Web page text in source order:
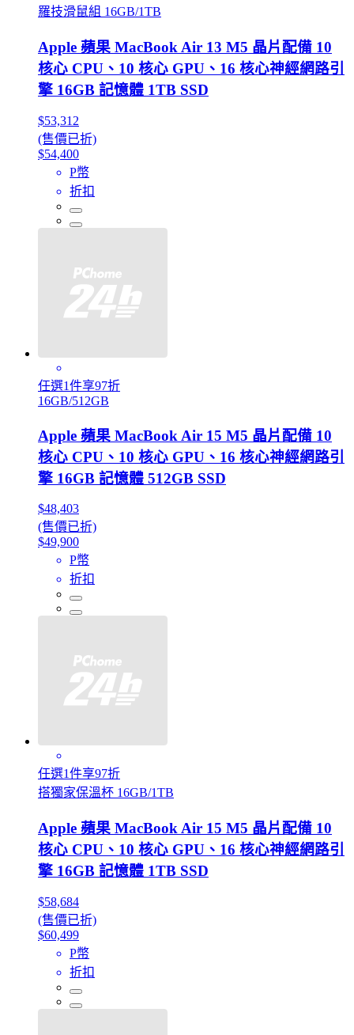
羅技滑鼠組 16GB/1TB
Apple 蘋果 MacBook Air 13 M5 晶片配備 10
核心 CPU、10 核心 GPU、16 核心神經網路引
擎 16GB 記憶體 1TB SSD
$53,312
(售價已折)
$54,400
P幣
折扣
任選1件享97折
16GB/512GB
Apple 蘋果 MacBook Air 15 M5 晶片配備 10
核心 CPU、10 核心 GPU、16 核心神經網路引
擎 16GB 記憶體 512GB SSD
$48,403
(售價已折)
$49,900
P幣
折扣
任選1件享97折
搭獨家保溫杯 16GB/1TB
Apple 蘋果 MacBook Air 15 M5 晶片配備 10
核心 CPU、10 核心 GPU、16 核心神經網路引
擎 16GB 記憶體 1TB SSD
$58,684
(售價已折)
$60,499
P幣
折扣